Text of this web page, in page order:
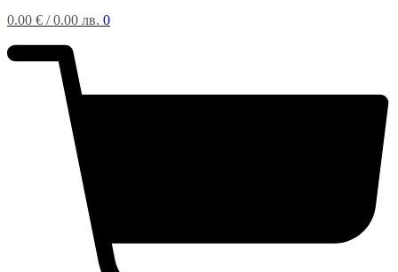
0.00 € / 0.00 лв. 0